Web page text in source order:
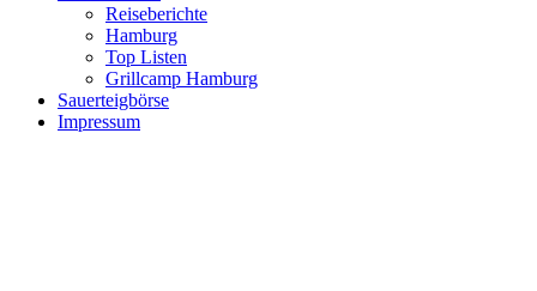
Reiseberichte
Hamburg
Top Listen
Grillcamp Hamburg
Sauerteigbörse
Impressum